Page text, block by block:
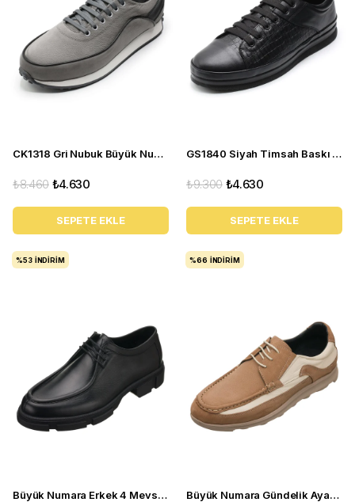
CK1318 Gri Nubuk Büyük Numara Erkek Gündelik Deri Spor Ayakkabı
₺4.630
₺8.460
SEPETE EKLE
GS1840 Siyah Timsah Baskı Deri Büyük Numara Erkek Spor Ayakkabı
₺4.630
₺9.300
SEPETE EKLE
Büyük Numara Erkek 4 Mevsim Gündelik Ayakkabı paşa103 siyah
%53 İNDIRIM
Büyük Numara Gündelik Ayakkabı - OMER207 Kum
%66 İNDIRIM